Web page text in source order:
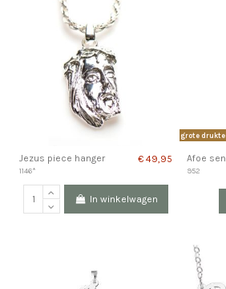
Jezus piece hanger
1146*
€ 49,95
In winkelwagen
Vanwege grote
Afoe
952